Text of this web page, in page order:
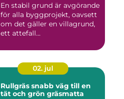
En stabil grund är avgörande
för alla byggprojekt, oavsett
om det gäller en villagrund,
ett attefall...
02. jul
Rullgräs snabb väg till en
tät och grön gräsmatta